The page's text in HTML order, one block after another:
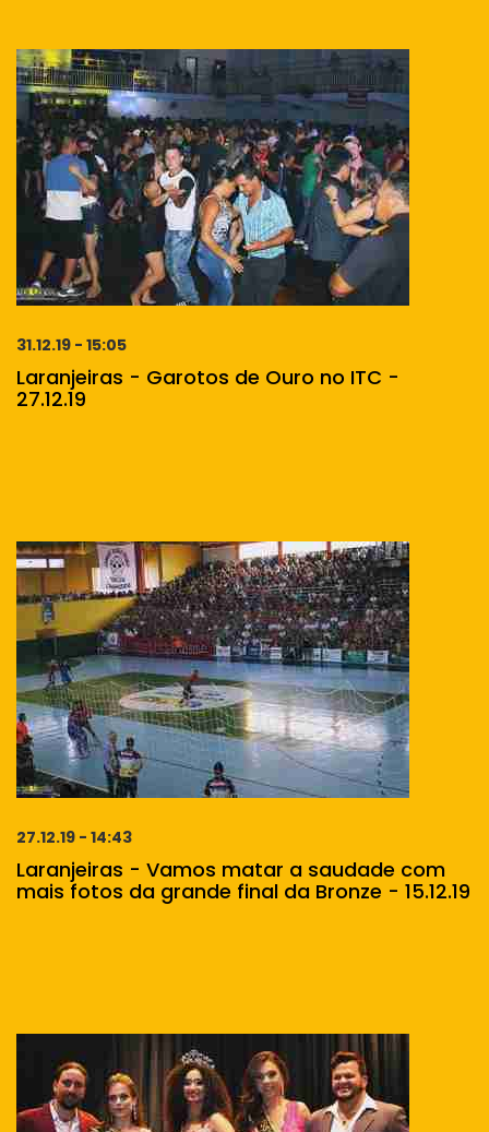
31.12.19 - 15:05
Laranjeiras - Garotos de Ouro no ITC -
27.12.19
27.12.19 - 14:43
Laranjeiras - Vamos matar a saudade com
mais fotos da grande final da Bronze - 15.12.19